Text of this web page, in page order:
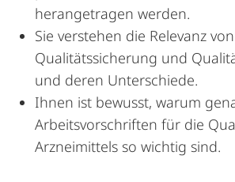
herangetragen werden.
Sie verstehen die Relevanz von
Qualitätssicherung und
und deren Unterschiede.
Ihnen ist bewusst, warum
Arbeitsvorschriften für die
Arzneimittels so wichtig sind.